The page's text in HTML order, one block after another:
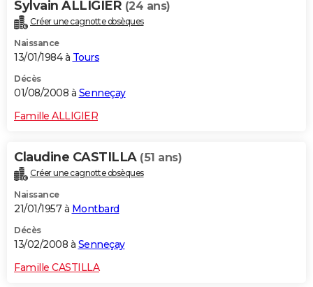
Sylvain ALLIGIER (24 ans)
Créer une cagnotte obsèques
Naissance
13/01/1984 à Tours
Décès
01/08/2008 à Senneçay
Famille ALLIGIER
Claudine CASTILLA (51 ans)
Créer une cagnotte obsèques
Naissance
21/01/1957 à Montbard
Décès
13/02/2008 à Senneçay
Famille CASTILLA